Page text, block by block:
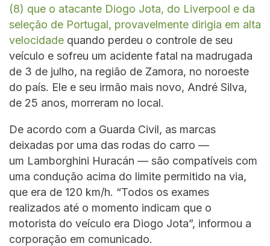
(8) que o atacante Diogo Jota, do Liverpool e da
seleção de Portugal, provavelmente dirigia em alta
velocidade quando perdeu o controle de seu
veículo e sofreu um acidente fatal na madrugada
de 3 de julho, na região de Zamora, no noroeste
do país. Ele e seu irmão mais novo, André Silva,
de 25 anos, morreram no local.
De acordo com a Guarda Civil, as marcas
deixadas por uma das rodas do carro —
um Lamborghini Huracán — são compatíveis com
uma condução acima do limite permitido na via,
que era de 120 km/h. “Todos os exames
realizados até o momento indicam que o
motorista do veículo era Diogo Jota”, informou a
corporação em comunicado.